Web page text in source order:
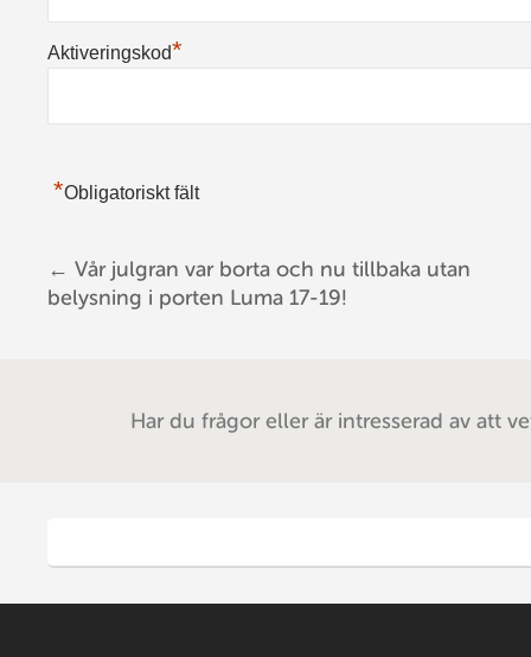
Aktiveringskod*
*Obligatoriskt fält
Post navigation
← Vår julgran var borta och nu tillbaka utan
belysning i porten Luma 17-19!
Har du frågor eller är intresserad av att